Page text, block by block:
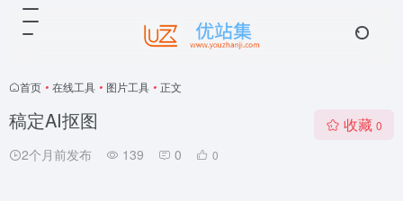
首页 • 在线工具 • 图片工具 • 正文
稿定AI抠图
2个月前发布 139 0 0
收藏 0